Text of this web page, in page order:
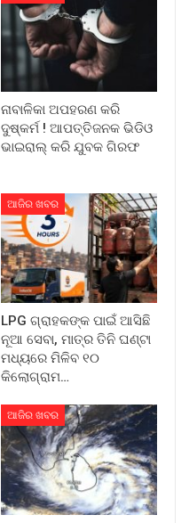
ନାବାଳିକା ଅପହରଣ କରି
ଦୁଷ୍କର୍ମ ! ଆପତ୍ତିଜନକ ଭିଡିଓ
ଭାଇରାଲ୍ କରି ଯୁବକ ଗିରଫ
ଆଜିର ଖବର
LPG ଗ୍ରାହକଙ୍କ ପାଇଁ ଆସିଛି
ନୂଆ ସେବା, ମାତ୍ର ତିନି ଘଣ୍ଟା
ମଧ୍ୟରେ ମିଳିବ ୧୦
କିଲୋଗ୍ରାମ…
ଆଜିର ଖବର